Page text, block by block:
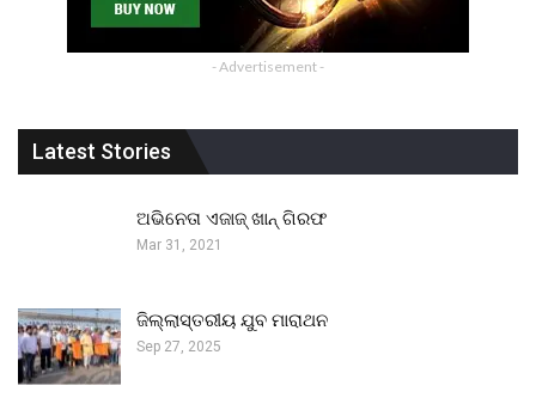
- Advertisement -
Latest Stories
ଅଭିନେତା ଏଜାଜ୍ ଖାନ୍ ଗିରଫ
Mar 31, 2021
ଜିଲ୍ଲାସ୍ତରୀୟ ଯୁବ ମାରାଥନ
Sep 27, 2025